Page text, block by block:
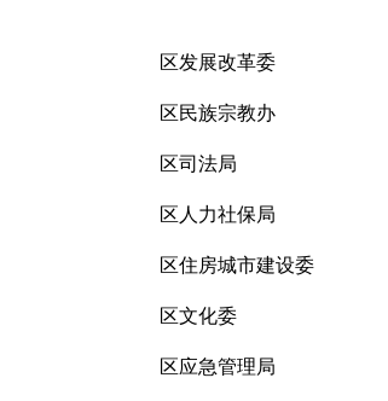
区发展改革委
区民族宗教办
区司法局
区人力社保局
区住房城市建设委
区文化委
区应急管理局